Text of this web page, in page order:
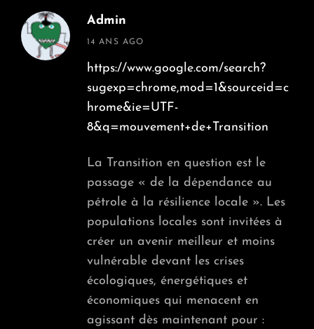
Admin
says:
14 ANS AGO
https://www.google.com/search?
sugexp=chrome,mod=1&sourceid=c
hrome&ie=UTF-
8&q=mouvement+de+Transition
La Transition en question est le
passage « de la dépendance au
pétrole à la résilience locale ». Les
populations locales sont invitées à
créer un avenir meilleur et moins
vulnérable devant les crises
écologiques, énergétiques et
économiques qui menacent en
agissant dès maintenant pour :